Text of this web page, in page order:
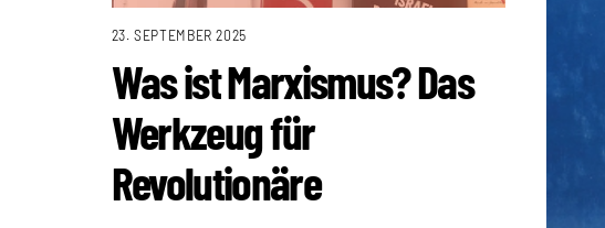
23. SEPTEMBER 2025
Was ist Marxismus? Das
Werkzeug für
Revolutionäre